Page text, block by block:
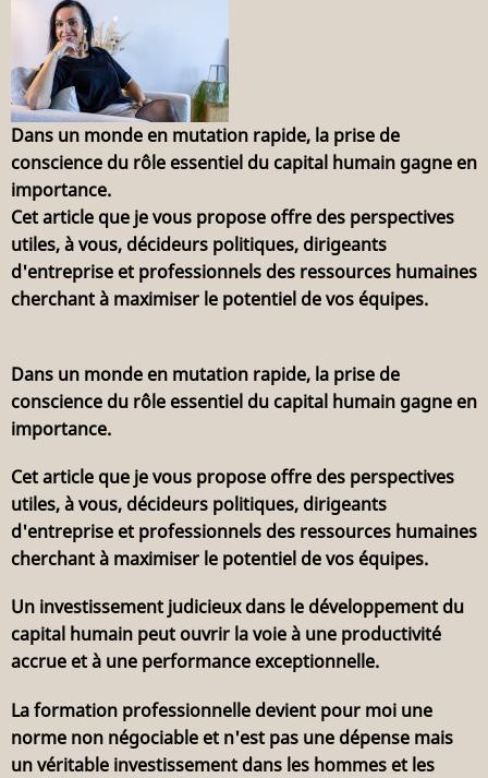
Dans un monde en mutation rapide, la prise de
conscience du rôle essentiel du capital humain gagne en
importance.
Cet article que je vous propose offre des perspectives
utiles, à vous, décideurs politiques, dirigeants
d'entreprise et professionnels des ressources humaines
cherchant à maximiser le potentiel de vos équipes.
Dans un monde en mutation rapide, la prise de
conscience du rôle essentiel du capital humain gagne en
importance.
Cet article que je vous propose offre des perspectives
utiles, à vous, décideurs politiques, dirigeants
d'entreprise et professionnels des ressources humaines
cherchant à maximiser le potentiel de vos équipes.
Un investissement judicieux dans le développement du
capital humain peut ouvrir la voie à une productivité
accrue et à une performance exceptionnelle.
La formation professionnelle devient pour moi une
norme non négociable et n'est pas une dépense mais
un véritable investissement dans les hommes et les